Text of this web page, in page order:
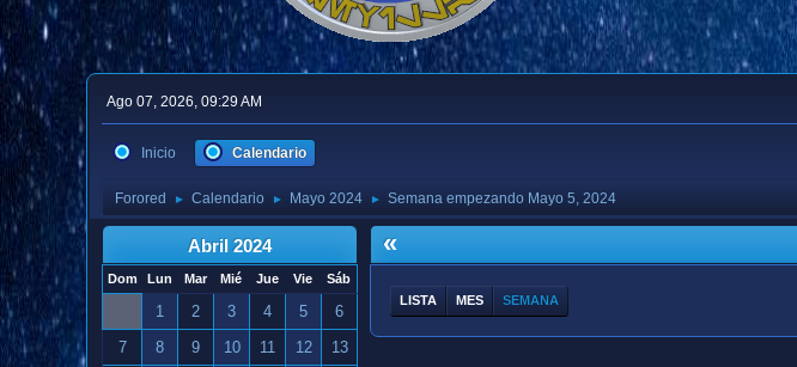
Ago 07, 2026, 09:29 AM
Inicio Calendario
Forored ► Calendario ► Mayo 2024 ► Semana empezando Mayo 5, 2024
Abril 2024
Dom Lun Mar Mié Jue Vie Sáb
1 2 3 4 5
6
7
8 9 10 11 12
13
«
LISTA MES SEMANA